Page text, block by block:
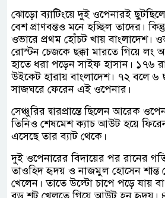
ঝোড়ো ব্যাটিংয়ে দুই ওপেনারই
বেশ প্রাণবন্তও মনে হচ্ছিল তাদের।
ওভারে প্রথম হোঁচট খায় বাংলাদেশ।
রোস্টন চেজকে ছক্কা মারতে গিয়ে লং
হাতে ধরা পড়েন সাইফ হাসান। ১৭৬
উইকেট হারায় বাংলাদেশ। ৭২ বলে ৬
সাজঘরে ফেরেন এই ওপেনার।
সেঞ্চুরির দ্বারপ্রান্তে ছিলেন আরেক
তিনিও শেষমেশ ক্যাচ আউট হয়ে
এসেছে তার ব্যাট থেকে।
দুই ওপেনারের বিদায়ের পর রানের
তাওহিদ হৃদয় ও নাজমুল হোসেন
খেলেন। তাতে উল্টো চাপে পড়ে যায়